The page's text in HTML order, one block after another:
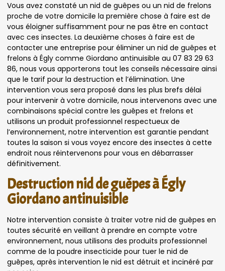
Vous avez constaté un nid de guêpes ou un nid de frelons
proche de votre domicile la première chose à faire est de
vous éloigner suffisamment pour ne pas être en contact
avec ces insectes. La deuxième choses à faire est de
contacter une entreprise pour éliminer un nid de guêpes et
frelons à Égly comme Giordano antinuisible au 07 83 29 63
86, nous vous apporterons tout les conseils nécessaire ainsi
que le tarif pour la destruction et l’élimination. Une
intervention vous sera proposé dans les plus brefs délai
pour intervenir à votre domicile, nous intervenons avec une
combinaisons spécial contre les guêpes et frelons et
utilisons un produit professionnel respectueux de
l’environnement, notre intervention est garantie pendant
toutes la saison si vous voyez encore des insectes à cette
endroit nous réintervenons pour vous en débarrasser
définitivement.
Destruction nid de guêpes à Égly
Giordano antinuisible
Notre intervention consiste à traiter votre nid de guêpes en
toutes sécurité en veillant à prendre en compte votre
environnement, nous utilisons des produits professionnel
comme de la poudre insecticide pour tuer le nid de
guêpes, après intervention le nid est détruit et incinéré par